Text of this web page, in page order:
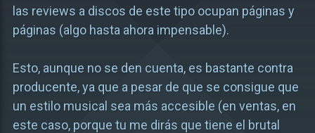
las reviews a discos de este tipo ocupan páginas y
páginas (algo hasta ahora impensable).
Esto, aunque no se den cuenta, es bastante contra
producente, ya que a pesar de que se consigue que
un estilo musical sea más accesible (en ventas, en
este caso, porque tu me dirás que tiene el brutal